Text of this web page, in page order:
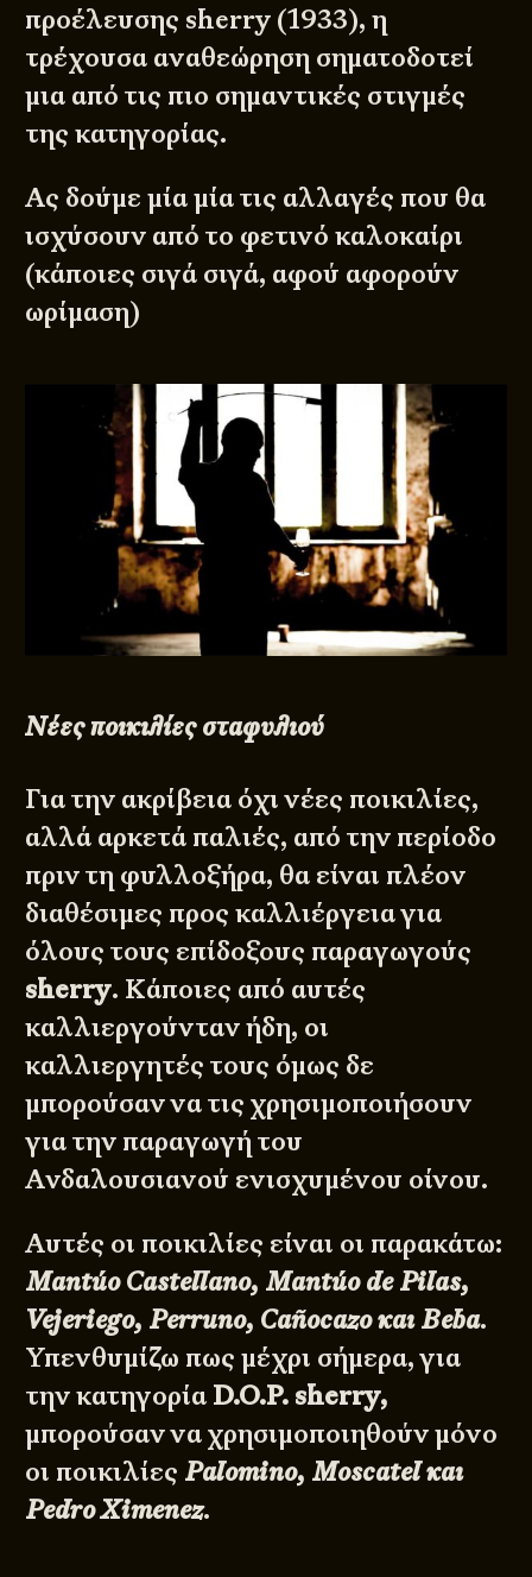
προέλευσης sherry (1933), η
τρέχουσα αναθεώρηση σηματοδοτεί
μια από τις πιο σημαντικές στιγμές
της κατηγορίας.
Ας δούμε μία μία τις αλλαγές που θα
ισχύσουν από το φετινό καλοκαίρι
(κάποιες σιγά σιγά, αφού αφορούν
ωρίμαση)
Νέες ποικιλίες σταφυλιού
Για την ακρίβεια όχι νέες ποικιλίες,
αλλά αρκετά παλιές, από την περίοδο
πριν τη φυλλοξήρα, θα είναι πλέον
διαθέσιμες προς καλλιέργεια για
όλους τους επίδοξους παραγωγούς
sherry. Κάποιες από αυτές
καλλιεργούνταν ήδη, οι
καλλιεργητές τους όμως δε
μπορούσαν να τις χρησιμοποιήσουν
για την παραγωγή του
Ανδαλουσιανού ενισχυμένου οίνου.
Αυτές οι ποικιλίες είναι οι παρακάτω:
Mantúo Castellano, Mantúo de Pilas,
Vejeriego, Perruno, Cañocazo και Beba.
Υπενθυμίζω πως μέχρι σήμερα, για
την κατηγορία D.O.P. sherry,
μπορούσαν να χρησιμοποιηθούν μόνο
οι ποικιλίες Palomino, Moscatel και
Pedro Ximenez.